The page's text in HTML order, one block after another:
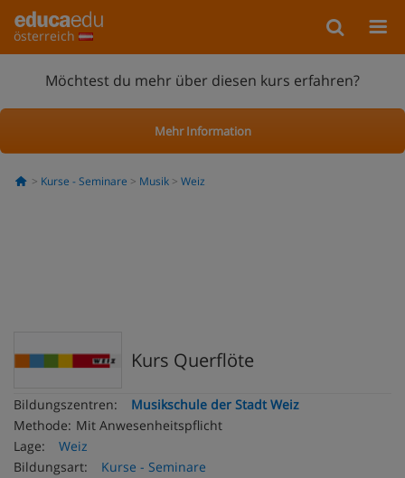
österreich
Möchtest du mehr über diesen kurs erfahren?
Mehr Information
Kurse - Seminare Musik Weiz
Kurs Querflöte
Bildungszentren:
Musikschule der Stadt Weiz
Methode: Mit Anwesenheitspflicht
Lage:
Weiz
Bildungsart:
Kurse - Seminare